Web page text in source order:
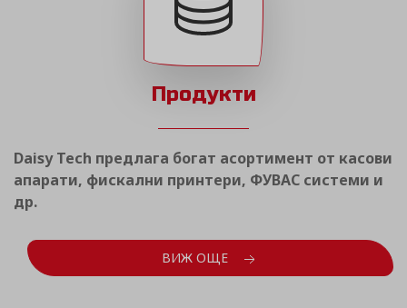
Продукти
Daisy Tech предлага богат асортимент от касови
апарати, фискални принтери, ФУВАС системи и
др.
ВИЖ ОЩЕ